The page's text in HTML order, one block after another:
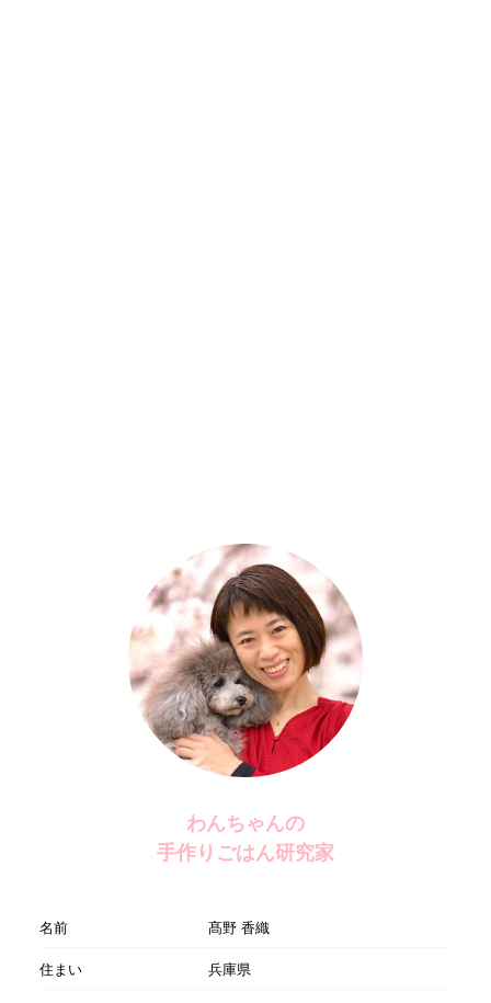
わんちゃんの
手作りごはん研究家
名前
髙野 香織
住まい
兵庫県